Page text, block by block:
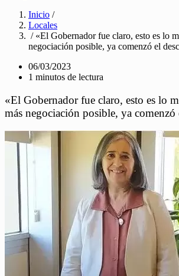
Inicio /
Locales
/ «El Gobernador fue claro, esto es lo
negociación posible, ya comenzó el
06/03/2023
1 minutos de lectura
«El Gobernador fue claro, esto es lo
más negociación posible, ya comenzó